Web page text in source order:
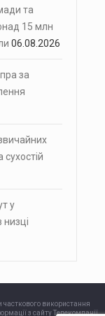
та
15 млн
06.08.2026
за
сухостій
у
використання
з сайту Телекомпанії